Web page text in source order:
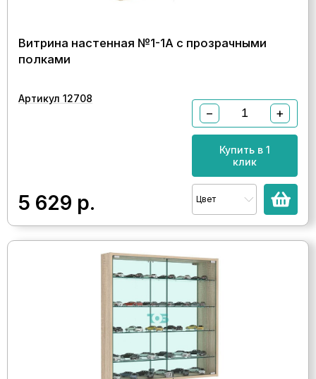
Витрина настенная №1-1А с прозрачными
полками
Артикул 12708
5 629 р.
− +
Купить в 1
клик
Цвет